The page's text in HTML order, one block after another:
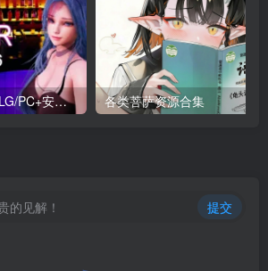
【重大更新/神作SLG/PC+安卓/官中】特工17 Agent 17 v0.26.10 官方中文版+存档or满金币 各类菩萨资源合集
的见解！ 提交